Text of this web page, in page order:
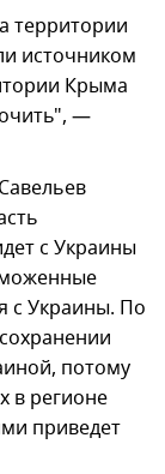
территории
источником
Крыма
—
с Украины
с Украины. По
потому
в регионе
приведет